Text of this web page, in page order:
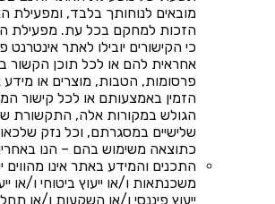
מובאים לנוחותך בלבד,
הזכות למחקם בכל עת. מפעילת
כי הקישורים יובילו לאתר אינטרנט
אחראית להם או לכל תוכן הקשור
פרסומות, הטבות, מוצרים או
הזמין באמצעותם או לכל קישור
הגולש במקורות אלה, התקשורת
שלישיים במסגרתם, וכל נזק
כתוצאה משימוש בהם – הנו
התכנים והמידע באתר אינו מהווים
משכנתאות ו/או ייעוץ ביטוחי ו/או
ייעוץ פיננסי ו/או השקעות ו/או